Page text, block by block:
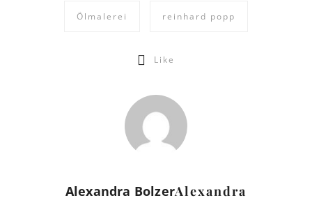
Ölmalerei reinhard popp
Like
Alexandra BolzerAlexandra